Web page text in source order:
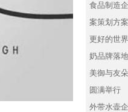
食品制造
案策划方案
更好的世
奶品牌落
美御与友
圆满举行
外带水壶